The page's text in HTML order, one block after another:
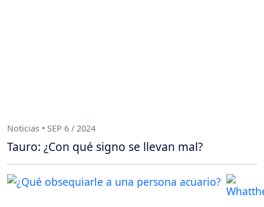
Noticias • SEP 6 / 2024
Tauro: ¿Con qué signo se llevan mal?